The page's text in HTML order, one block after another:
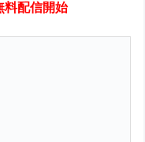
配信開始